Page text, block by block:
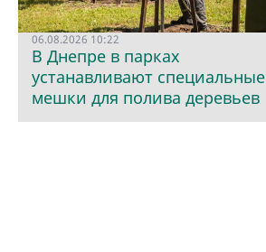
06.08.2026 10:22
В Днепре в парках
устанавливают специальные
мешки для полива деревьев